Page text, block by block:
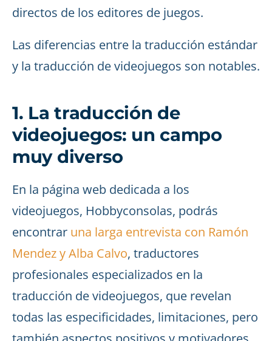
directos de los editores de juegos.
Las diferencias entre la traducción estándar
y la traducción de videojuegos son notables.
1. La traducción de
videojuegos: un campo
muy diverso
En la página web dedicada a los
videojuegos, Hobbyconsolas, podrás
encontrar una larga entrevista con Ramón
Mendez y Alba Calvo, traductores
profesionales especializados en la
traducción de videojuegos, que revelan
todas las especificidades, limitaciones, pero